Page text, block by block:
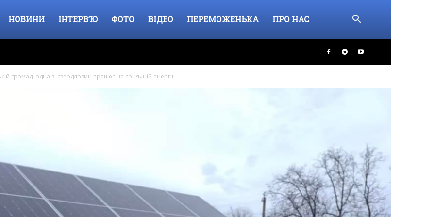
НОВИНИ ІНТЕРВ’Ю ФОТО ВІДЕО ПЕРЕМОЖЕНЬКА ПРО НАС
громаді одна зі свердловин працює на сонячній енергії